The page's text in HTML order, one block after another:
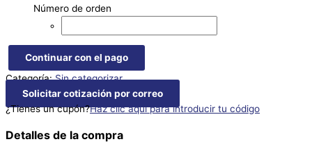
Número de orden
Continuar con el pago
Categoría:Sin categorizar
Solicitar cotización por correo
¿Tienes un cupón?Haz clic aquí para introducir tu código
Detalles de la compra